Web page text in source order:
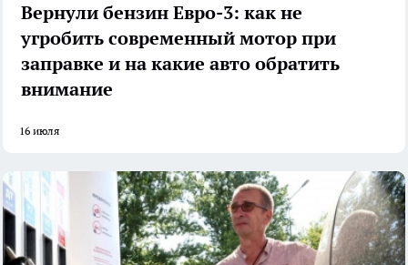
Вернули бензин Евро-3: как не
угробить современный мотор при
заправке и на какие авто обратить
внимание
16 июля